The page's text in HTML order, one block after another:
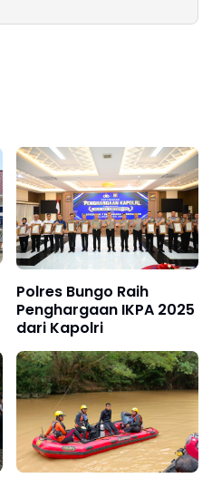
Polres Bungo Raih
Penghargaan IKPA 2025
dari Kapolri